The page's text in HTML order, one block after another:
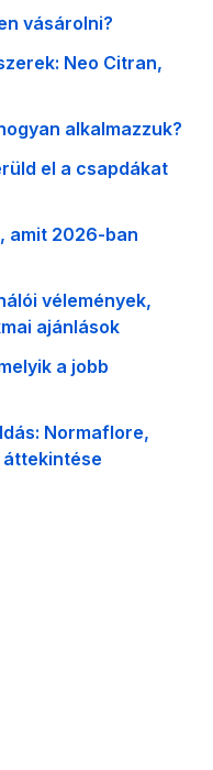
vásárolni?
Neo Citran,
alkalmazzuk?
el a csapdákat
amit 2026-ban
vélemények,
ajánlások
a jobb
Normaflore,
áttekintése